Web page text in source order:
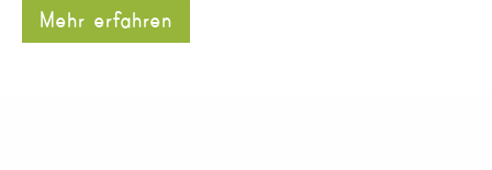
Mehr erfahren